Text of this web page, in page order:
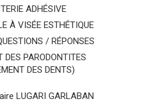
ADHÉSIVE
À VISÉE ESTHÉTIQUE
/ RÉPONSES
DES PARODONTITES
DES DENTS)
LUGARI GARLABAN